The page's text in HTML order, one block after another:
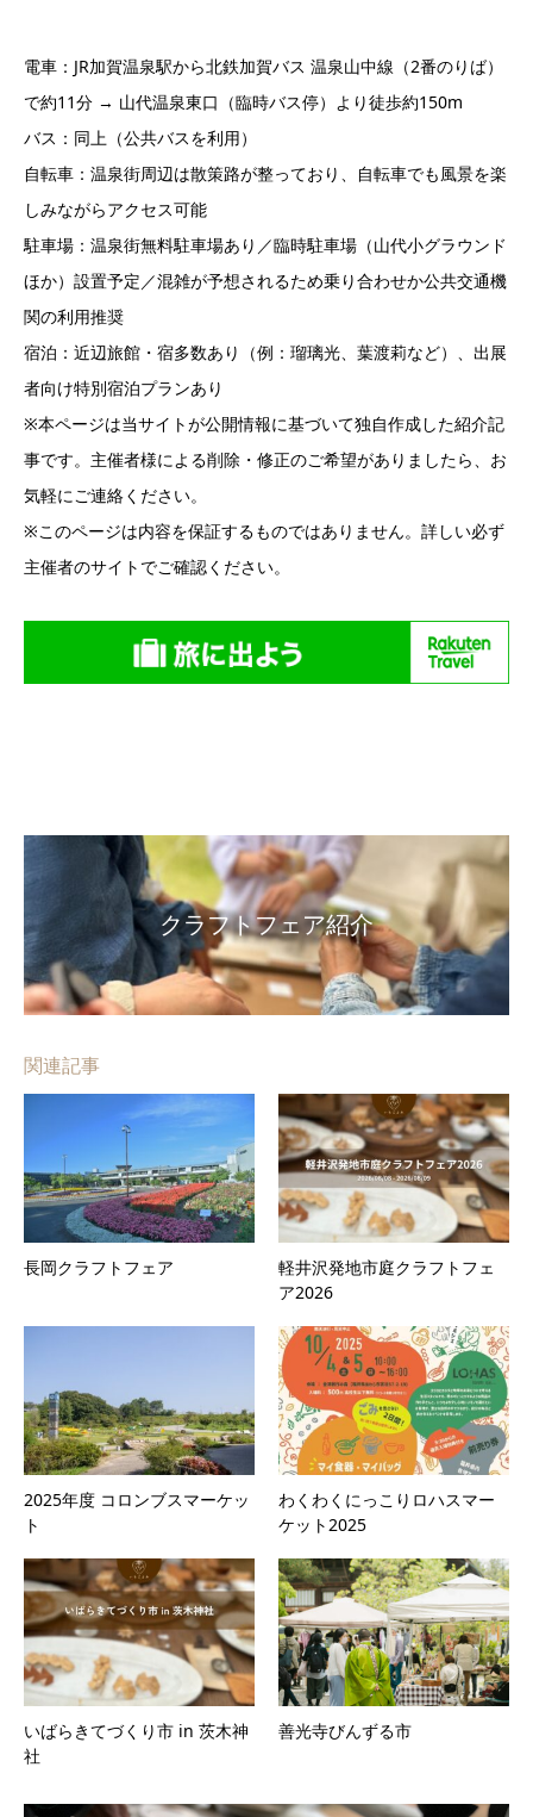
電車：JR加賀温泉駅から北鉄加賀バス 温泉山中線（2番のりば）
で約11分 → 山代温泉東口（臨時バス停）より徒歩約150m
バス：同上（公共バスを利用）
自転車：温泉街周辺は散策路が整っており、自転車でも風景を楽
しみながらアクセス可能
駐車場：温泉街無料駐車場あり／臨時駐車場（山代小グラウンド
ほか）設置予定／混雑が予想されるため乗り合わせか公共交通機
関の利用推奨
宿泊：近辺旅館・宿多数あり（例：瑠璃光、葉渡莉など）、出展
者向け特別宿泊プランあり
※本ページは当サイトが公開情報に基づいて独自作成した紹介記
事です。主催者様による削除・修正のご希望がありましたら、お
気軽にご連絡ください。
※このページは内容を保証するものではありません。詳しい必ず
主催者のサイトでご確認ください。
クラフトフェア紹介
関連記事
長岡クラフトフェア
軽井沢発地市庭クラフトフェ
ア2026
2025年度 コロンブスマーケッ
ト
わくわくにっこりロハスマー
ケット2025
いばらきてづくり市 in 茨木神
社
善光寺びんずる市